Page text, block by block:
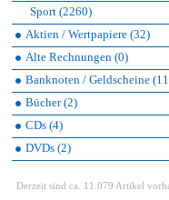
Sport (2260)
Aktien / Wertpapiere (32)
Alte Rechnungen (0)
Banknoten / Geldscheine
Bücher (2)
CDs (4)
DVDs (2)
Derzeit sind ca. 11.079 Artikel